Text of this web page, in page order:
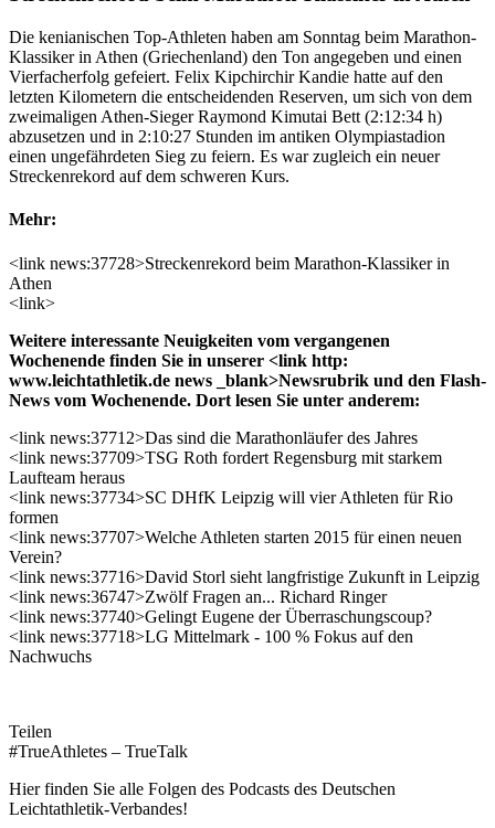
Die kenianischen Top-Athleten haben am Sonntag beim Marathon-
Klassiker in Athen (Griechenland) den Ton angegeben und einen
Vierfacherfolg gefeiert. Felix Kipchirchir Kandie hatte auf den
letzten Kilometern die entscheidenden Reserven, um sich von dem
zweimaligen Athen-Sieger Raymond Kimutai Bett (2:12:34 h)
abzusetzen und in 2:10:27 Stunden im antiken Olympiastadion
einen ungefährdeten Sieg zu feiern. Es war zugleich ein neuer
Streckenrekord auf dem schweren Kurs.
Mehr:
<link news:37728>Streckenrekord beim Marathon-Klassiker in
Athen
<link>
Weitere interessante Neuigkeiten vom vergangenen
Wochenende finden Sie in unserer <link http:
www.leichtathletik.de news _blank>Newsrubrik und den Flash-
News vom Wochenende. Dort lesen Sie unter anderem:
<link news:37712>Das sind die Marathonläufer des Jahres
<link news:37709>TSG Roth fordert Regensburg mit starkem
Laufteam heraus
<link news:37734>SC DHfK Leipzig will vier Athleten für Rio
formen
<link news:37707>Welche Athleten starten 2015 für einen neuen
Verein?
<link news:37716>David Storl sieht langfristige Zukunft in Leipzig
<link news:36747>Zwölf Fragen an... Richard Ringer
<link news:37740>Gelingt Eugene der Überraschungscoup?
<link news:37718>LG Mittelmark - 100 % Fokus auf den
Nachwuchs
Teilen
#TrueAthletes – TrueTalk
Hier finden Sie alle Folgen des Podcasts des Deutschen
Leichtathletik-Verbandes!